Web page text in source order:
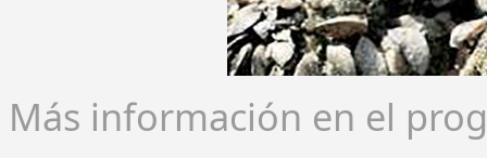
Más información en el